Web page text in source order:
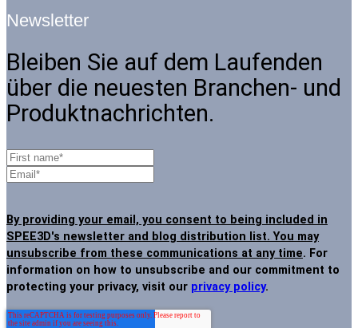
Newsletter
Bleiben Sie auf dem Laufenden
über die neuesten Branchen- und
Produktnachrichten.
By providing your email, you consent to being included in
SPEE3D's newsletter and blog distribution list. You may
unsubscribe from these communications at any time. For
information on how to unsubscribe and our commitment to
protecting your privacy, visit our privacy policy.